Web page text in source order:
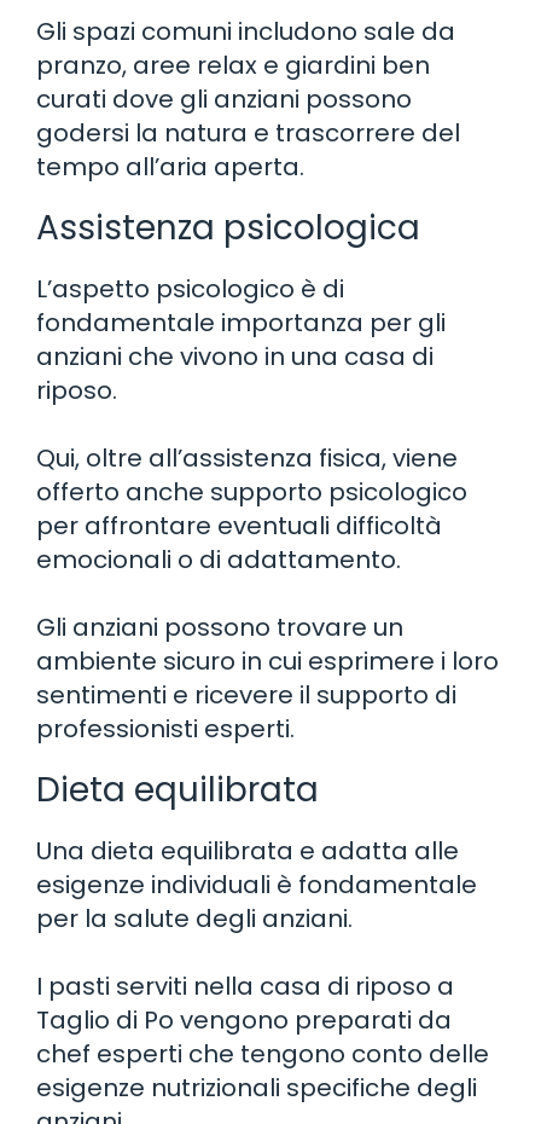
Gli spazi comuni includono sale da
pranzo, aree relax e giardini ben
curati dove gli anziani possono
godersi la natura e trascorrere del
tempo all’aria aperta.
Assistenza psicologica
L’aspetto psicologico è di
fondamentale importanza per gli
anziani che vivono in una casa di
riposo.
Qui, oltre all’assistenza fisica, viene
offerto anche supporto psicologico
per affrontare eventuali difficoltà
emocionali o di adattamento.
Gli anziani possono trovare un
ambiente sicuro in cui esprimere i loro
sentimenti e ricevere il supporto di
professionisti esperti.
Dieta equilibrata
Una dieta equilibrata e adatta alle
esigenze individuali è fondamentale
per la salute degli anziani.
I pasti serviti nella casa di riposo a
Taglio di Po vengono preparati da
chef esperti che tengono conto delle
esigenze nutrizionali specifiche degli